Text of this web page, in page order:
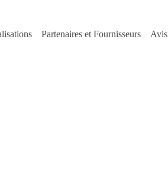
Partenaires et Fournisseurs Avis